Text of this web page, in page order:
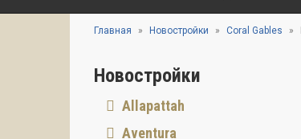
Главная Новостройки Coral Gables
Новостройки
Allapattah
Aventura